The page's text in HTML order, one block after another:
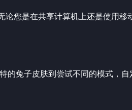
您是在共享计算机上还是使用移
兔子皮肤到尝试不同的模式，自